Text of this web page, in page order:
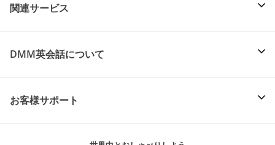
関連サービス
DMM英会話について
お客様サポート